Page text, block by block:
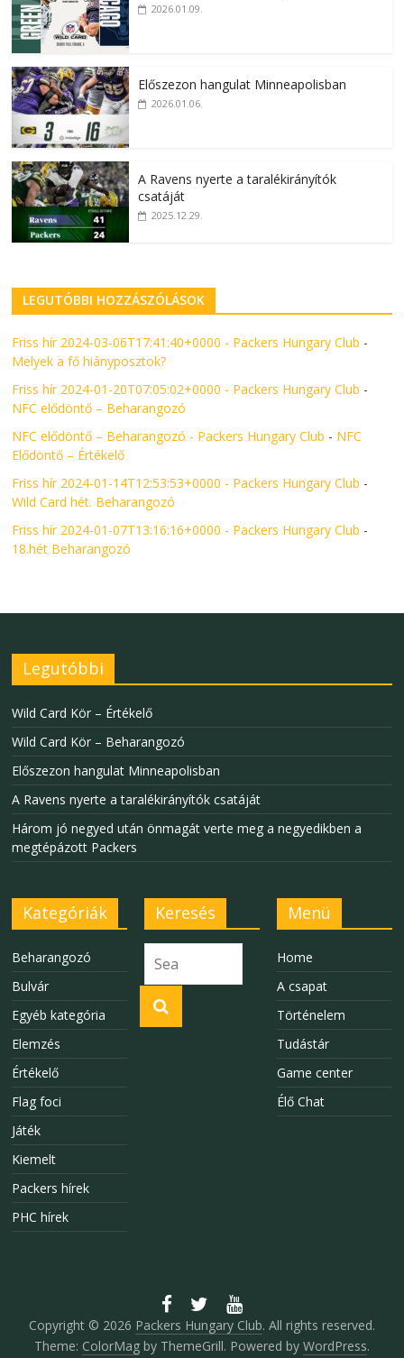
2026.01.09.
Előszezon hangulat Minneapolisban
2026.01.06.
A Ravens nyerte a taralékirányítók
csatáját
2025.12.29.
LEGUTÓBBI HOZZÁSZÓLÁSOK
Friss hír 2024-03-06T17:41:40+0000 - Packers Hungary Club -
Melyek a fő hiányposztok?
Friss hír 2024-01-20T07:05:02+0000 - Packers Hungary Club -
NFC elődöntő – Beharangozó
NFC elődöntő – Beharangozó - Packers Hungary Club - NFC
Elődöntő – Értékelő
Friss hír 2024-01-14T12:53:53+0000 - Packers Hungary Club -
Wild Card hét. Beharangozó
Friss hír 2024-01-07T13:16:16+0000 - Packers Hungary Club -
18.hét Beharangozó
Legutóbbi
Wild Card Kör – Értékelő
Wild Card Kör – Beharangozó
Előszezon hangulat Minneapolisban
A Ravens nyerte a taralékirányítók csatáját
Három jó negyed után önmagát verte meg a negyedikben a
megtépázott Packers
Kategóriák
Beharangozó
Bulvár
Egyéb kategória
Elemzés
Értékelő
Flag foci
Játék
Kiemelt
Packers hírek
PHC hírek
Keresés Menü
Home
A csapat
Történelem
Tudástár
Game center
Élő Chat
Copyright © 2026 Packers Hungary Club. All rights reserved.
Theme: ColorMagby ThemeGrill. Powered by WordPress.